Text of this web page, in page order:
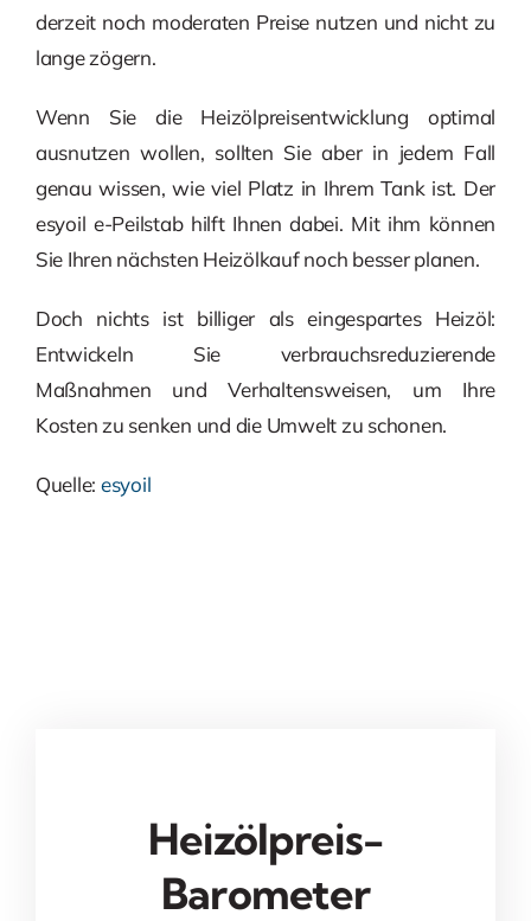
derzeit noch moderaten Preise nutzen und nicht zu
lange zögern.
Wenn Sie die Heizölpreisentwicklung optimal
ausnutzen wollen, sollten Sie aber in jedem Fall
genau wissen, wie viel Platz in Ihrem Tank ist. Der
esyoil e-Peilstab hilft Ihnen dabei. Mit ihm können
Sie Ihren nächsten Heizölkauf noch besser planen.
Doch nichts ist billiger als eingespartes Heizöl:
Entwickeln Sie verbrauchsreduzierende
Maßnahmen und Verhaltensweisen, um Ihre
Kosten zu senken und die Umwelt zu schonen.
Quelle: esyoil
Heizölpreis-
Barometer